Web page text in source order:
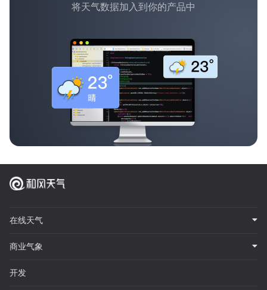
将天气数据加入到你的产品中
在线天气
商业气象
开发